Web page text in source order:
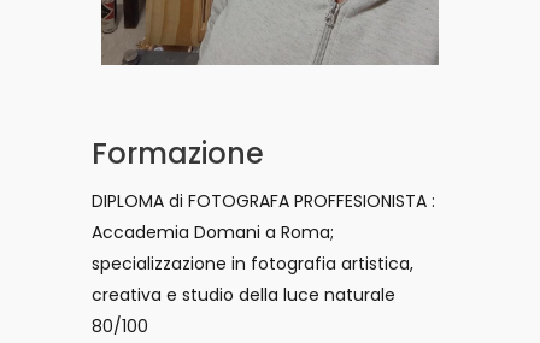
Formazione
DIPLOMA di FOTOGRAFA PROFFESIONISTA :
Accademia Domani a Roma;
specializzazione in fotografia artistica,
creativa e studio della luce naturale
80/100